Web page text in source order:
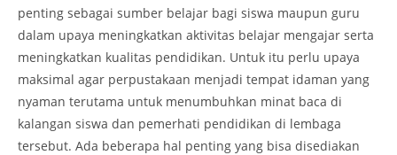
penting sebagai sumber belajar bagi siswa maupun guru
dalam upaya meningkatkan aktivitas belajar mengajar serta
meningkatkan kualitas pendidikan. Untuk itu perlu upaya
maksimal agar perpustakaan menjadi tempat idaman yang
nyaman terutama untuk menumbuhkan minat baca di
kalangan siswa dan pemerhati pendidikan di lembaga
tersebut. Ada beberapa hal penting yang bisa disediakan